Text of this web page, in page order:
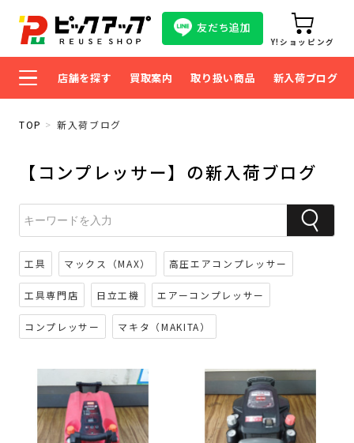
友だち追加
Y!ショッピング
店舗を探す 買取案内 取り扱い商品 新入荷ブログ
TOP 新入荷ブログ
【コンプレッサー】の新入荷ブログ
工具 マックス（MAX） 高圧エアコンプレッサー
工具専門店 日立工機 エアーコンプレッサー
コンプレッサー マキタ（MAKITA）